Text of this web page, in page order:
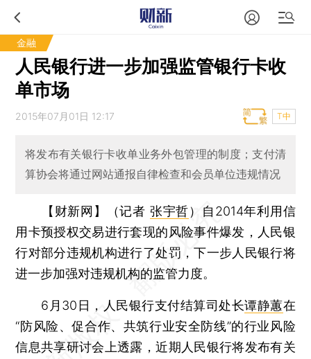
金融
人民银行进一步加强监管银行卡收
单市场
2015年07月01日 12:17 T中
将发布有关银行卡收单业务外包管理的制度；支付清
算协会将通过网站通报自律检查和会员单位违规情况
【财新网】（记者 张宇哲）
自2014年利用信
用卡预授权交易进行套现的风险事件爆发，人民银
行对部分违规机构进行了处罚，下一步人民银行将
进一步加强对违规机构的监管力度。
6月30日，人民银行支付结算司处长谭静蕙在
“防风险、促合作、共筑行业安全防线”的行业风险
信息共享研讨会上透露，近期人民银行将发布有关